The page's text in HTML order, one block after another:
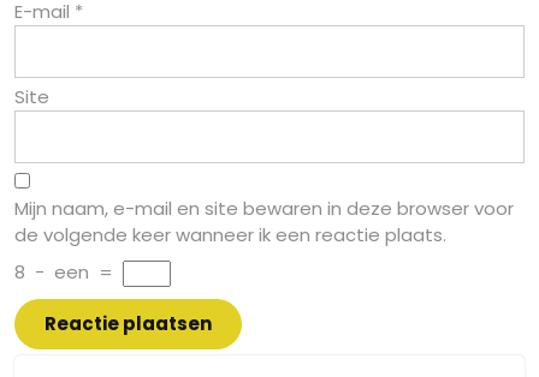
E-mail *
Site
Mijn naam, e-mail en site bewaren in deze browser voor
de volgende keer wanneer ik een reactie plaats.
8 − een =